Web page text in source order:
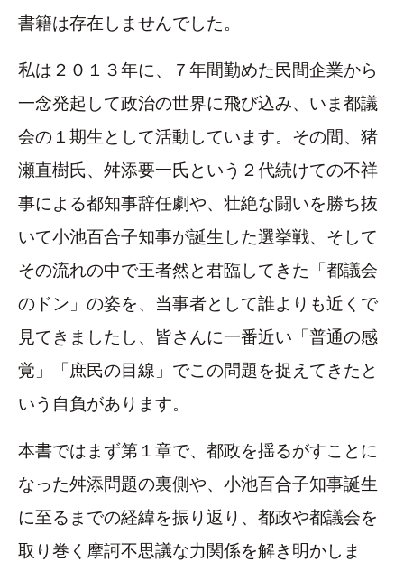
書籍は存在しませんでした。
私は２０１３年に、７年間勤めた民間企業から
一念発起して政治の世界に飛び込み、いま都議
会の１期生として活動しています。その間、猪
瀬直樹氏、舛添要一氏という２代続けての不祥
事による都知事辞任劇や、壮絶な闘いを勝ち抜
いて小池百合子知事が誕生した選挙戦、そして
その流れの中で王者然と君臨してきた「都議会
のドン」の姿を、当事者として誰よりも近くで
見てきましたし、皆さんに一番近い「普通の感
覚」「庶民の目線」でこの問題を捉えてきたと
いう自負があります。
本書ではまず第１章で、都政を揺るがすことに
なった舛添問題の裏側や、小池百合子知事誕生
に至るまでの経緯を振り返り、都政や都議会を
取り巻く摩訶不思議な力関係を解き明かしま